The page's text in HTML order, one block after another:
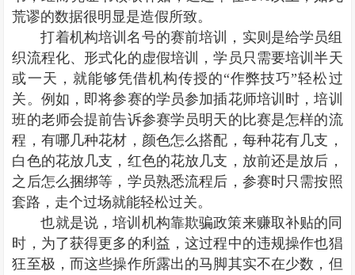
荒谬的数据很明显是造假所致。
打着机构培训名号的赛前培训，实则是给学员组
织流程化、形式化的虚假培训，学员只需要培训半天
或一天，就能够凭借机构传授的“作弊技巧”轻松过
关。例如，即将参赛的学员参加插花师培训时，培训
班的老师会提前告诉参赛学员明天的比赛是怎样的流
程，有哪几种花材，颜色怎么搭配，每种花有几支，
白色的花放几支，红色的花放几支，放前还是放后，
之后怎么捆绑等，学员熟悉流程后，参赛时只需按照
套路，走个过场就能轻松过关。
也就是说，培训机构靠欺骗政策来赚取补贴的同
时，为了获得更多的利益，这过程中的违规操作也猖
狂至极，而这些操作所露出的马脚其实不在少数，但